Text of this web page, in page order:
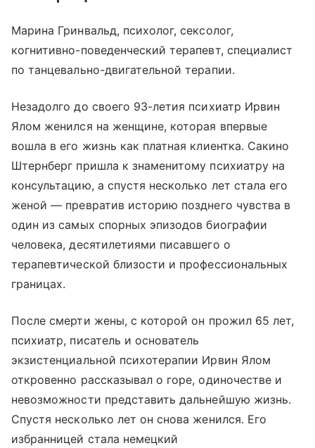
Марина Гринвальд, психолог, сексолог,
когнитивно-поведенческий терапевт, специалист
по танцевально-двигательной терапии.
Незадолго до своего 93-летия психиатр Ирвин
Ялом женился на женщине, которая впервые
вошла в его жизнь как платная клиентка. Сакино
Штернберг пришла к знаменитому психиатру на
консультацию, а спустя несколько лет стала его
женой — превратив историю позднего чувства в
один из самых спорных эпизодов биографии
человека, десятилетиями писавшего о
терапевтической близости и профессиональных
границах.
После смерти жены, с которой он прожил 65 лет,
психиатр, писатель и основатель
экзистенциальной психотерапии Ирвин Ялом
откровенно рассказывал о горе, одиночестве и
невозможности представить дальнейшую жизнь.
Спустя несколько лет он снова женился. Его
избранницей стала немецкий